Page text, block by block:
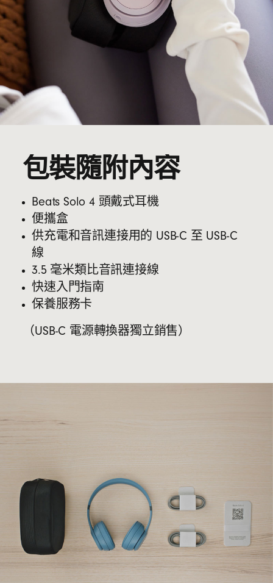
包裝隨附內容
Beats Solo 4 頭戴式耳機
便攜盒
供充電和音訊連接用的 USB-C 至 USB-C
線
3.5 毫米類比音訊連接線
快速入門指南
保養服務卡
（USB-C 電源轉換器獨立銷售）